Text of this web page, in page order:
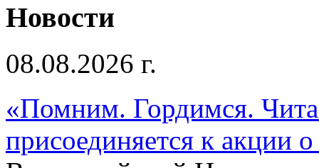
Новости
08.08.2026 г.
«Помним. Гордимся.
присоединяется к акции